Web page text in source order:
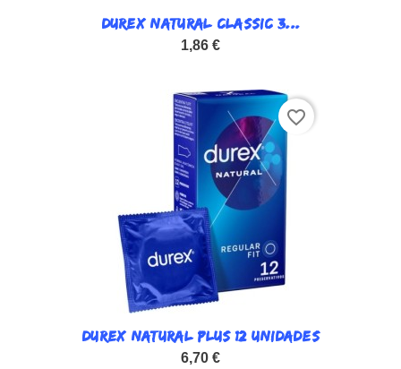
DUREX NATURAL CLASSIC 3...
1,86 €
DUREX NATURAL PLUS 12 UNIDADES
6,70 €
favorite_border